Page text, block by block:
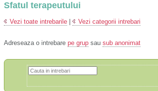
Sfatul terapeutului
Vezi toate intrebarile Vezi categorii intrebari
Adreseaza o intrebare pe grup sau sub anonimat